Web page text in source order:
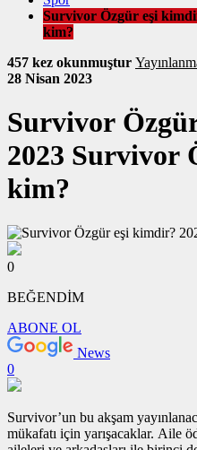
Survivor Özgür eşi
kim?
457 kez okunmuştur
28 Nisan 2023
Survivor
2023 Survivor
kim?
0
BEĞENDİM
ABONE OL
News
0
Survivor’un bu akşam
mükafatı için yarışacaklar. Aile